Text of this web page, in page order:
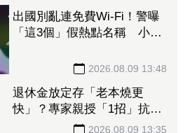
出國別亂連免費Wi-Fi！警曝
「這3個」假熱點名稱 小心
2026.08.09 13:48
退休金放定存「老本燒更
快」？專家親授「1招」抗通
膨 65歲股票推薦配置曝光